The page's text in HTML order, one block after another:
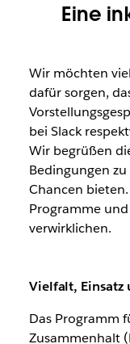
Eine
Wir möchten
dafür sorgen,
bei Slack
Wir begrüßen
Bedingungen
Chancen
Programme
verwirklichen.
Vielfalt, Einsatz
Das Programm
Zusammenhalt